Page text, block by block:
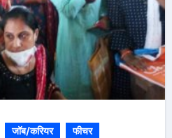
जॉब/करियर फीचर